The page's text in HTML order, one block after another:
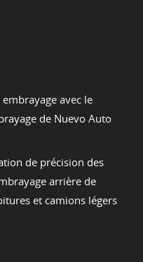
avec le
de Nuevo Auto
de précision des
arrière de
et camions légers